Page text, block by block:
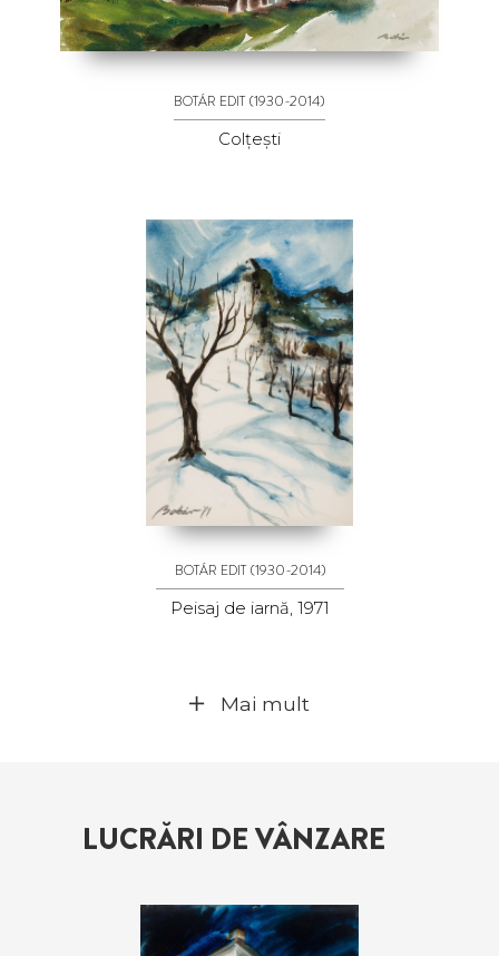
BOTÁR EDIT(1930-2014)
Colțești
BOTÁR EDIT(1930-2014)
Peisaj de iarnă, 1971
Mai mult
LUCRĂRI DE VÂNZARE